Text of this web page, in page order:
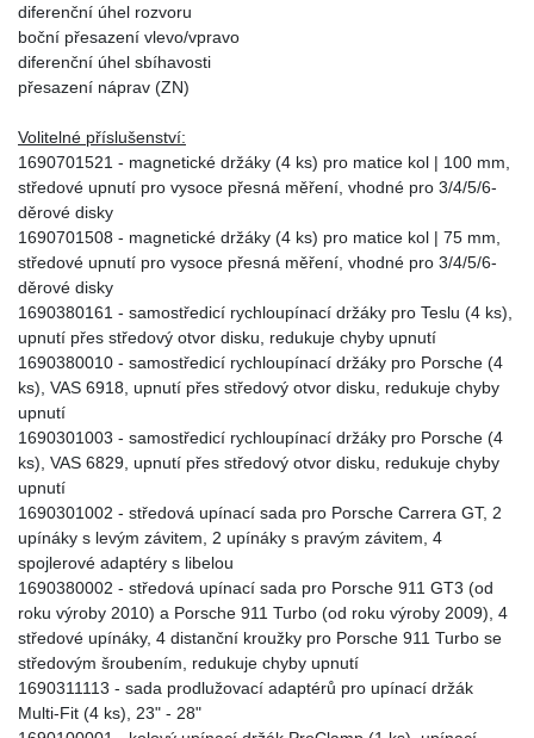
diferenční úhel rozvoru
boční přesazení vlevo/vpravo
diferenční úhel sbíhavosti
přesazení náprav (ZN)
Volitelné příslušenství:
1690701521 - magnetické držáky (4 ks) pro matice kol | 100 mm,
středové upnutí pro vysoce přesná měření, vhodné pro 3/4/5/6-
děrové disky
1690701508 - magnetické držáky (4 ks) pro matice kol | 75 mm,
středové upnutí pro vysoce přesná měření, vhodné pro 3/4/5/6-
děrové disky
1690380161 - samostředicí rychloupínací držáky pro Teslu (4 ks),
upnutí přes středový otvor disku, redukuje chyby upnutí
1690380010 - samostředicí rychloupínací držáky pro Porsche (4
ks), VAS 6918, upnutí přes středový otvor disku, redukuje chyby
upnutí
1690301003 - samostředicí rychloupínací držáky pro Porsche (4
ks), VAS 6829, upnutí přes středový otvor disku, redukuje chyby
upnutí
1690301002 - středová upínací sada pro Porsche Carrera GT, 2
upínáky s levým závitem, 2 upínáky s pravým závitem, 4
spojlerové adaptéry s libelou
1690380002 - středová upínací sada pro Porsche 911 GT3 (od
roku výroby 2010) a Porsche 911 Turbo (od roku výroby 2009), 4
středové upínáky, 4 distanční kroužky pro Porsche 911 Turbo se
středovým šroubením, redukuje chyby upnutí
1690311113 - sada prodlužovací adaptérů pro upínací držák
Multi-Fit (4 ks), 23" - 28"